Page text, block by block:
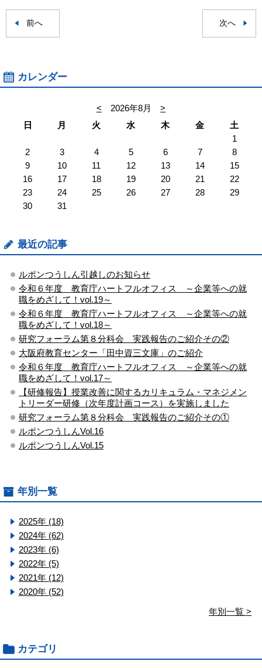
前へ 次へ
カレンダー
< 2026年8月
>
日
月 火 水 木 金
土
1
2
3 4 5 6 7
8
9
10 11 12 13 14
15
16
17 18 19 20 21
22
23
24 25 26 27 28
29
30
31
最近の記事
ルポンつうしん引越しのお知らせ
令和６年度 教育庁ハートフルオフィス ～企業等への就
職をめざして！vol.19～
令和６年度 教育庁ハートフルオフィス ～企業等への就
職をめざして！vol.18～
研究フォーラム第８分科会 実践報告のご紹介その②
大阪府教育センター「田中資三文庫」のご紹介
令和６年度 教育庁ハートフルオフィス ～企業等への就
職をめざして！vol.17～
【研修報告】授業改善に関するカリキュラム・マネジメン
トリーダー研修（次年度計画コース）を実施しました
研究フォーラム第８分科会 実践報告のご紹介その①
ルポンつうしんVol.16
ルポンつうしんVol.15
年別一覧
2025年 (18)
2024年 (62)
2023年 (6)
2022年 (5)
2021年 (12)
2020年 (52)
年別一覧 >
カテゴリ